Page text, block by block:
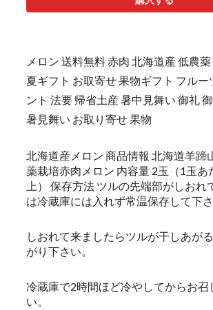
メロン 送料無料 赤肉 北海道産 低農
夏ギフト お取寄せ 果物ギフト フルー
ント 法要 帰省土産 暑中見舞い 御礼
暑見舞い お取り寄せ 果物
北海道産メロン 商品情報 北海道羊
薬栽培赤肉メロン 内容量 2玉（1玉あ
上） 保存方法 ツルの先端部がしおれ
は冷蔵庫には入れず常温保存して下さ
しおれて来ましたらツルが干しあが
がり下さい。
冷蔵庫で2時間ほど冷やしてからお召
い。